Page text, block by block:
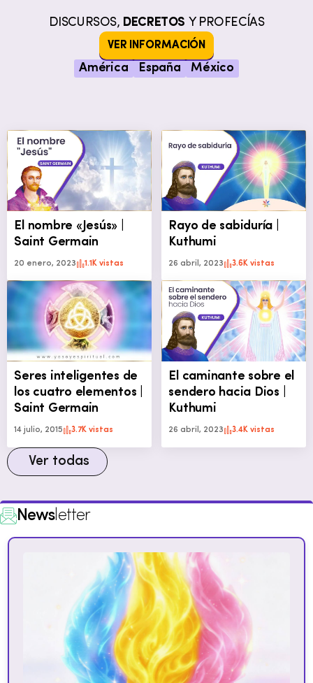
DISCURSOS, DECRETOS Y PROFECÍAS
VER INFORMACIÓN
América España México
El nombre «Jesús» |
Saint Germain
20 enero, 2023 1.1K vistas
Rayo de sabiduría |
Kuthumi
26 abril, 2023 3.6K vistas
Seres inteligentes de
los cuatro elementos |
Saint Germain
14 julio, 2015 3.7K vistas
El caminante sobre el
sendero hacia Dios |
Kuthumi
26 abril, 2023 3.4K vistas
Ver todas
Newsletter